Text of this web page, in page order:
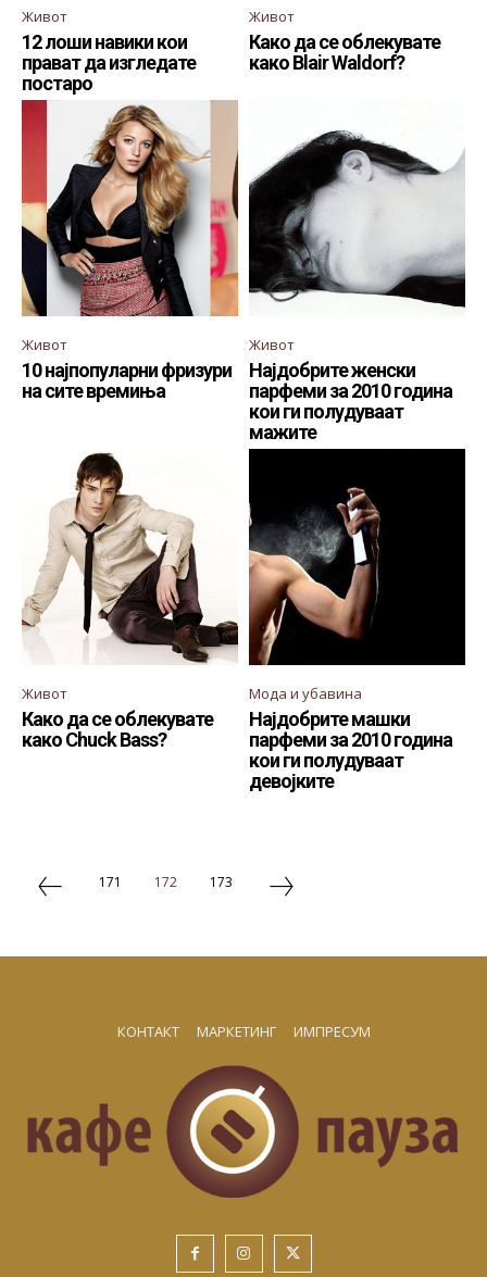
Живот
12 лоши навики кои
прават да изгледате
постаро
Живот
Како да се облекувате
како Blair Waldorf?
Живот
10 најпопуларни фризури
на сите времиња
Живот
Најдобрите женски
парфеми за 2010 година
кои ги полудуваат
мажите
Живот
Како да се облекувате
како Chuck Bass?
Мода и убавина
Најдобрите машки
парфеми за 2010 година
кои ги полудуваат
девојките
171 172 173
КОНТАКТ МАРКЕТИНГ ИМПРЕСУМ